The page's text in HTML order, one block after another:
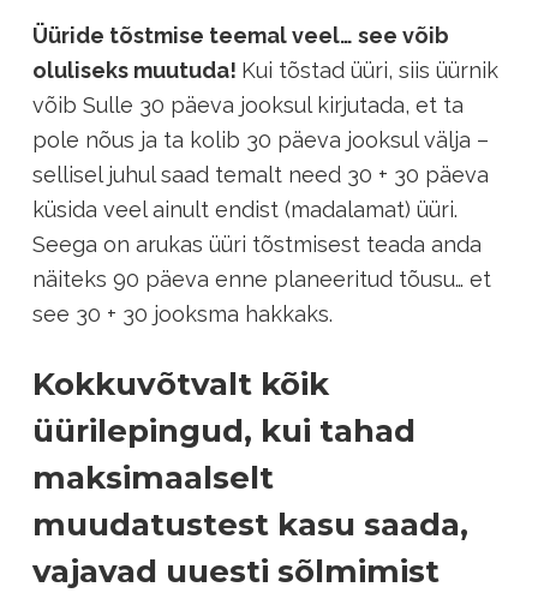
Üüride tõstmise teemal veel… see võib
oluliseks muutuda! Kui tõstad üüri, siis üürnik
võib Sulle 30 päeva jooksul kirjutada, et ta
pole nõus ja ta kolib 30 päeva jooksul välja –
sellisel juhul saad temalt need 30 + 30 päeva
küsida veel ainult endist (madalamat) üüri.
Seega on arukas üüri tõstmisest teada anda
näiteks 90 päeva enne planeeritud tõusu… et
see 30 + 30 jooksma hakkaks.
Kokkuvõtvalt kõik
üürilepingud, kui tahad
maksimaalselt
muudatustest kasu saada,
vajavad uuesti sõlmimist